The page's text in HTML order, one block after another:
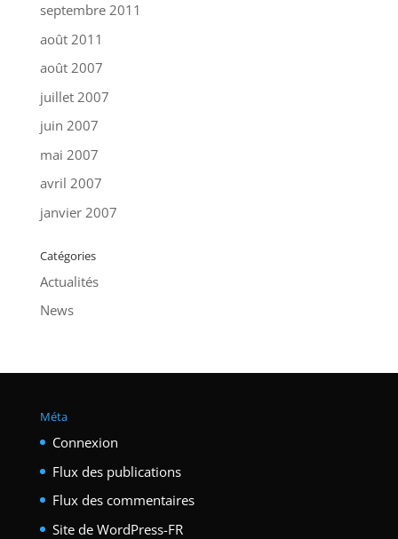
septembre 2011
août 2011
août 2007
juillet 2007
juin 2007
mai 2007
avril 2007
janvier 2007
Catégories
Actualités
News
Méta
Connexion
Flux des publications
Flux des commentaires
Site de WordPress-FR